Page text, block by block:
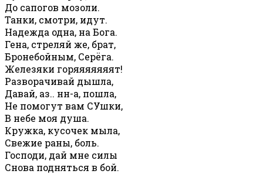
До сапогов мозоли.
Танки, смотри, идут.
Надежда одна, на Бога.
Гена, стреляй же, брат,
Бронебойным, Серёга.
Железяки горяяяяяяят!
Разворачивай дышла,
Давай, аз.. нн-а, пошла,
Не помогут вам СУшки,
В небе моя душа.
Кружка, кусочек мыла,
Свежие раны, боль.
Господи, дай мне силы
Снова подняться в бой.